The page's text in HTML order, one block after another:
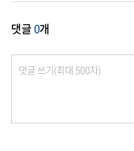
댓글0개